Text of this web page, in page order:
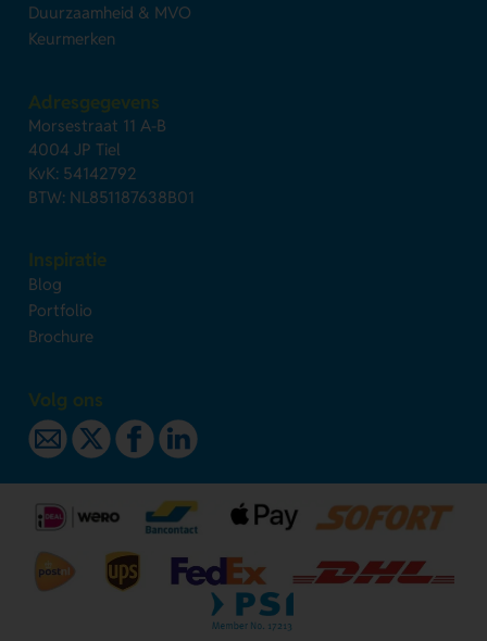
Duurzaamheid & MVO
Keurmerken
Adresgegevens
Morsestraat 11 A-B
4004 JP Tiel
KvK: 54142792
BTW: NL851187638B01
Inspiratie
Blog
Portfolio
Brochure
Volg ons